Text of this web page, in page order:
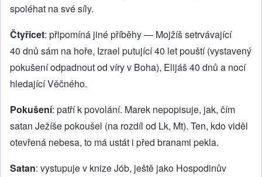
spoléhat na své síly.
Čtyřicet: připomíná jiné příběhy — Mojžíš setrvávající
40 dnů sám na hoře, Izrael putující 40 let pouští (vystavený
pokušení odpadnout od víry v Boha), Elijáš 40 dnů a nocí
hledající Věčného.
Pokušení: patří k povolání. Marek nepopisuje, jak, čím
satan Ježíše pokoušel (na rozdíl od Lk, Mt). Ten, kdo viděl
otevřená nebesa, to má ustát i před branami pekla.
Satan: vystupuje v knize Jób, ještě jako Hospodinův